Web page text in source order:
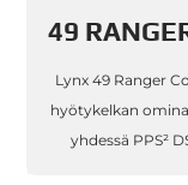
49
Lynx 49 Ranger
hyötykelkan
yhdessä PPS²